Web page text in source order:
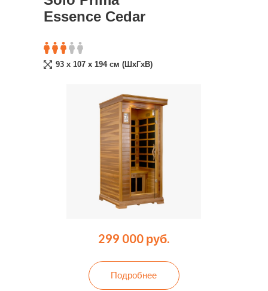
Essence Cedar
93 x 107 x 194 cм (ШxГxВ)
299 000 руб.
Подробнее